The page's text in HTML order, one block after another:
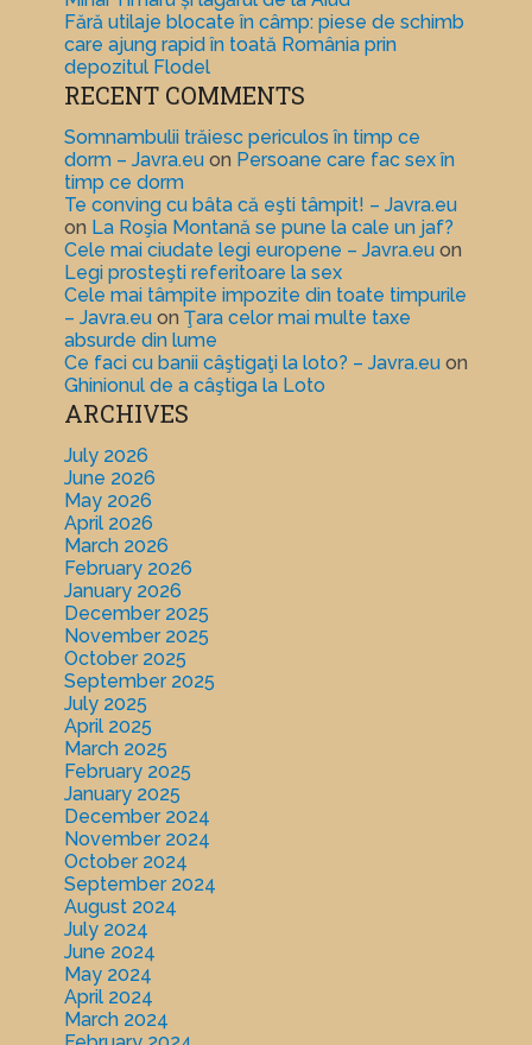
Fără utilaje blocate în câmp: piese de schimb
care ajung rapid în toată România prin
depozitul Flodel
RECENT COMMENTS
Somnambulii trăiesc periculos în timp ce
dorm – Javra.euon Persoane care fac sex în
timp ce dorm
Te conving cu bâta că eşti tâmpit! – Javra.eu
on La Roşia Montană se pune la cale un jaf?
Cele mai ciudate legi europene – Javra.euon
Legi prosteşti referitoare la sex
Cele mai tâmpite impozite din toate timpurile
– Javra.euon Ţara celor mai multe taxe
absurde din lume
Ce faci cu banii câştigaţi la loto? – Javra.euon
Ghinionul de a câştiga la Loto
ARCHIVES
July 2026
June 2026
May 2026
April 2026
March 2026
February 2026
January 2026
December 2025
November 2025
October 2025
September 2025
July 2025
April 2025
March 2025
February 2025
January 2025
December 2024
November 2024
October 2024
September 2024
August 2024
July 2024
June 2024
May 2024
April 2024
March 2024